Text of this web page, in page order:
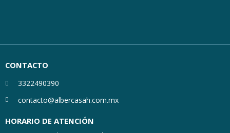
CONTACTO
3322490390
contacto@albercasah.com.mx
HORARIO DE ATENCIÓN